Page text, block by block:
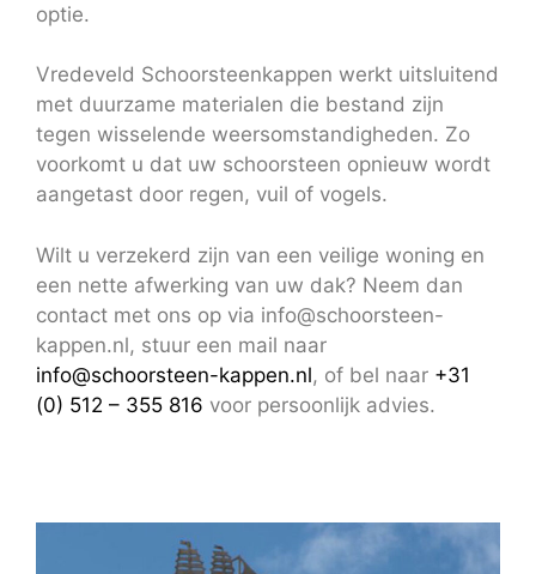
optie.
Vredeveld Schoorsteenkappen werkt uitsluitend
met duurzame materialen die bestand zijn
tegen wisselende weersomstandigheden. Zo
voorkomt u dat uw schoorsteen opnieuw wordt
aangetast door regen, vuil of vogels.
Wilt u verzekerd zijn van een veilige woning en
een nette afwerking van uw dak? Neem dan
contact met ons op via info@schoorsteen-
kappen.nl, stuur een mail naar
info@schoorsteen-kappen.nl, of bel naar +31
(0) 512 – 355 816 voor persoonlijk advies.